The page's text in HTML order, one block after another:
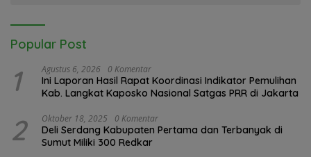
Popular Post
1 Agustus 6, 2026 0 Komentar
Ini Laporan Hasil Rapat Koordinasi Indikator Pemulihan
Kab. Langkat Kaposko Nasional Satgas PRR di Jakarta
2 Oktober 18, 2025 0 Komentar
Deli Serdang Kabupaten Pertama dan Terbanyak di
Sumut Miliki 300 Redkar